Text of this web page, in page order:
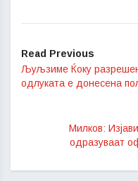
Read Previous
Љуљзиме Ќоку
одлуката е донесена
Милков:
одразуваат